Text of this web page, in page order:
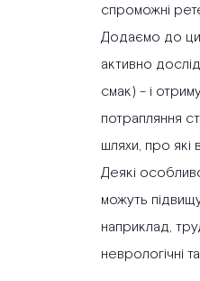
спроможні
Додаємо до
активно
смак) - і
потрапляння
шляхи, про які
Деякі
можуть
наприклад,
неврологічні